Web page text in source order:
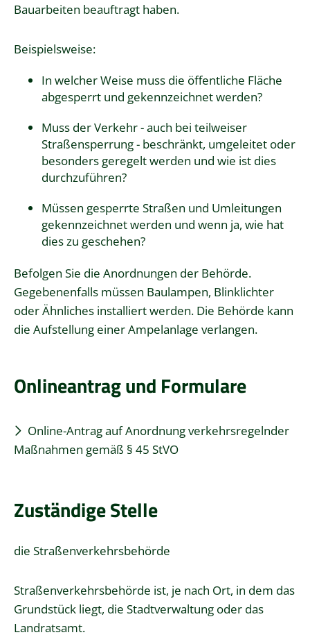
Bauarbeiten beauftragt haben.
Beispielsweise:
In welcher Weise muss die öffentliche Fläche
abgesperrt und gekennzeichnet werden?
Muss der Verkehr - auch bei teilweiser
Straßensperrung - beschränkt, umgeleitet oder
besonders geregelt werden und wie ist dies
durchzuführen?
Müssen gesperrte Straßen und Umleitungen
gekennzeichnet werden und wenn ja, wie hat
dies zu geschehen?
Befolgen Sie die Anordnungen der Behörde.
Gegebenenfalls müssen Baulampen, Blinklichter
oder Ähnliches installiert werden. Die Behörde kann
die Aufstellung einer Ampelanlage verlangen.
Onlineantrag und Formulare
Online-Antrag auf Anordnung verkehrsregelnder
Maßnahmen gemäß § 45 StVO
Zuständige Stelle
die Straßenverkehrsbehörde
Straßenverkehrsbehörde ist, je nach Ort, in dem das
Grundstück liegt, die Stadtverwaltung oder das
Landratsamt.